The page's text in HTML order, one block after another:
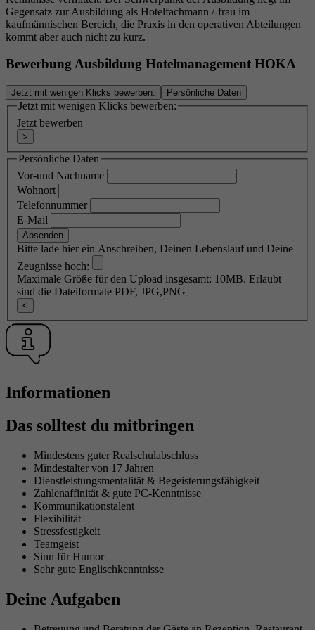
Gegensatz zur Ausbildung als Hotelfachmann /-frau im
kaufmännischen Bereich, die Praxis in den operativen Abteilungen
kommt aber auch nicht zu kurz.
Bewerbung Ausbildung Hotelmanagement HOKA
Jetzt mit wenigen Klicks bewerben: Persönliche Daten
Jetzt mit wenigen Klicks bewerben:
Jetzt bewerben
>
Persönliche Daten
Vor-und Nachname
Wohnort
Telefonnummer
E-Mail
Bitte lade hier ein Anschreiben, Deinen Lebenslauf und Deine
Zeugnisse hoch:
Maximale Größe für den Upload insgesamt: 10MB. Erlaubt
sind die Dateiformate PDF, JPG,PNG
<
Informationen
Das solltest du mitbringen
Mindestens guter Realschulabschluss
Mindestalter von 17 Jahren
Dienstleistungsmentalität & Begeisterungsfähigkeit
Zahlenaffinität & gute PC-Kenntnisse
Kommunikationstalent
Flexibilität
Stressfestigkeit
Teamgeist
Sinn für Humor
Sehr gute Englischkenntnisse
Deine Aufgaben
aus der sie stammen, und die Seiten in
anonymisierter Form.
Anbieter Google Analytics
Laufzeit
Zweck
Dieses Cookie wird von Google Analytics
Name _dc_gtm_UA-xxx
Anbieter Google Tag Manager/Google Analytics
Laufzeit
Zweck
und die Werbung zu messen und zu verbessern.
Der Cookie verfolgt auch das Verhalten des
Nutzers im gesamten Web auf Websites, die
aufweisen. Diese Cookies sind anonym - sie
speichern Informationen darüber, was Sie auf
unserer Website sehen, aber nicht darüber, wer